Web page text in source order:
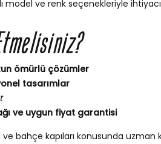
ve renk seçenekleriyle
ömürlü çözümler
tasarımlar
ve uygun fiyat garantisi
bahçe kapıları konusunda uzman